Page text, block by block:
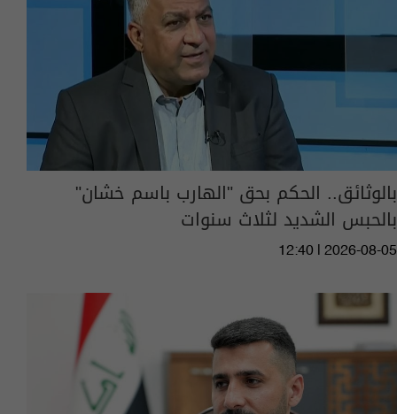
بالوثائق.. الحكم بحق "الهارب باسم خشان"
بالحبس الشديد لثلاث سنوات
12:40 | 2026-08-05